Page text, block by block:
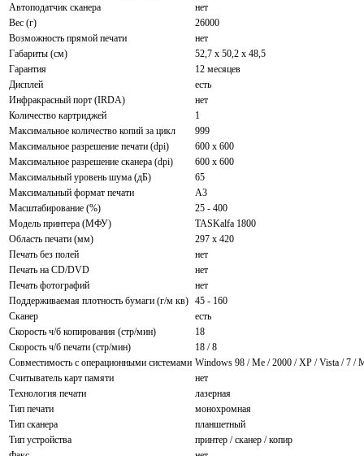
Автоподатчик сканера
нет
Вес (г)
26000
Возможность прямой печати
нет
Габариты (см)
52,7 x 50,2 x 48,5
Гарантия
12 месяцев
Дисплей
есть
Инфракрасный порт (IRDA)
нет
Количество картриджей
1
Максимальное количество копий за цикл
999
Максимальное разрешение печати (dpi)
600 x 600
Максимальное разрешение сканера (dpi)
600 x 600
Максимальный уровень шума (дБ)
65
Максимальный формат печати
A3
Масштабирование (%)
25 - 400
Модель принтера (МФУ)
TASKalfa 1800
Область печати (мм)
297 x 420
Печать без полей
нет
Печать на CD/DVD
нет
Печать фотографий
нет
Поддерживаемая плотность бумаги (г/м кв) 45 - 160
Сканер
есть
Скорость ч/б копирования (стр/мин)
18
Скорость ч/б печати (стр/мин)
18 / 8
Совместимость с операционными системами Windows 98 / Me / 2000 / XP / Vista / 7 /
Считыватель карт памяти
нет
Технология печати
лазерная
Тип печати
монохромная
Тип сканера
планшетный
Тип устройства
принтер / сканер / копир